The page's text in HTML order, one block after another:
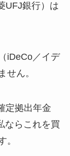
UFJ銀行）は
iDeCo／イデ
せん。
定拠出年金
ならこれを買
。